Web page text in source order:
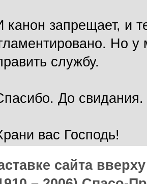
канон запрещает, и
Но у
службу.
До свидания.
вас Господь!
сайта